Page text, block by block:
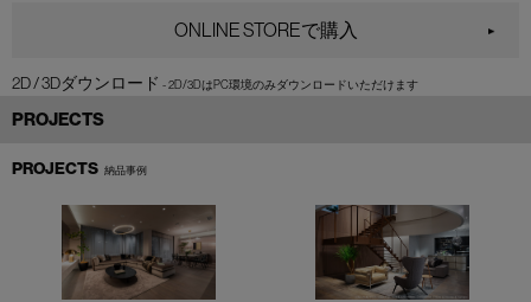
ONLINE STOREで購入
2D / 3Dダウンロード
PROJECTS
PROJECTS 納品事例